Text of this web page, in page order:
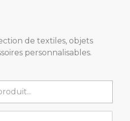
de textiles, objets
personnalisables.